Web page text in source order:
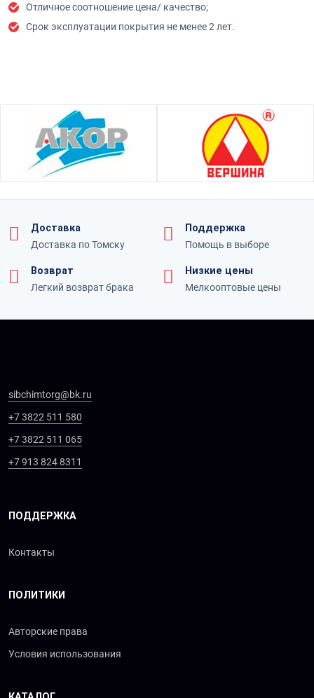
Отличное соотношение цена/ качество;
Срок эксплуатации покрытия не менее 2 лет.
Доставка
Доставка по Томску
Поддержка
Помощь в выборе
Возврат
Легкий возврат брака
Низкие цены
Мелкооптовые цены
sibchimtorg@bk.ru
+7 3822 511 580
+7 3822 511 065
+7 913 824 8311
ПОДДЕРЖКА
Контакты
ПОЛИТИКИ
Авторские права
Условия использования